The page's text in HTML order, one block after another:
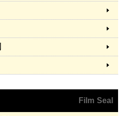
Film Seal